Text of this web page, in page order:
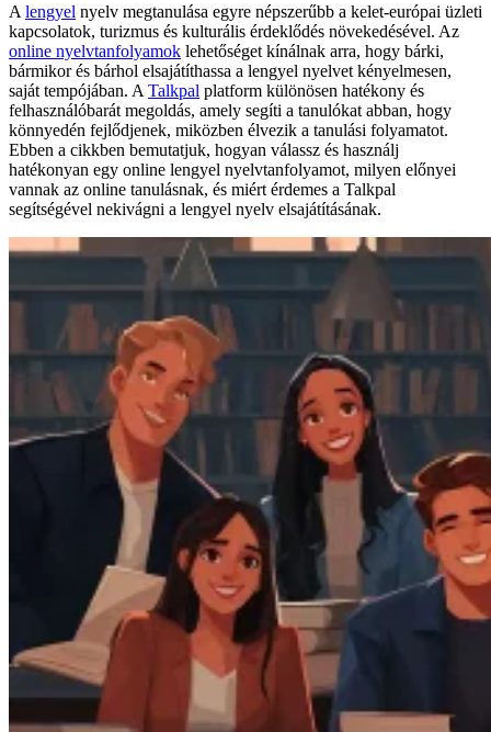
A lengyel nyelv megtanulása egyre népszerűbb a kelet-európai üzleti
kapcsolatok, turizmus és kulturális érdeklődés növekedésével. Az
online nyelvtanfolyamok lehetőséget kínálnak arra, hogy bárki,
bármikor és bárhol elsajátíthassa a lengyel nyelvet kényelmesen,
saját tempójában. A Talkpal platform különösen hatékony és
felhasználóbarát megoldás, amely segíti a tanulókat abban, hogy
könnyedén fejlődjenek, miközben élvezik a tanulási folyamatot.
Ebben a cikkben bemutatjuk, hogyan válassz és használj
hatékonyan egy online lengyel nyelvtanfolyamot, milyen előnyei
vannak az online tanulásnak, és miért érdemes a Talkpal
segítségével nekivágni a lengyel nyelv elsajátításának.